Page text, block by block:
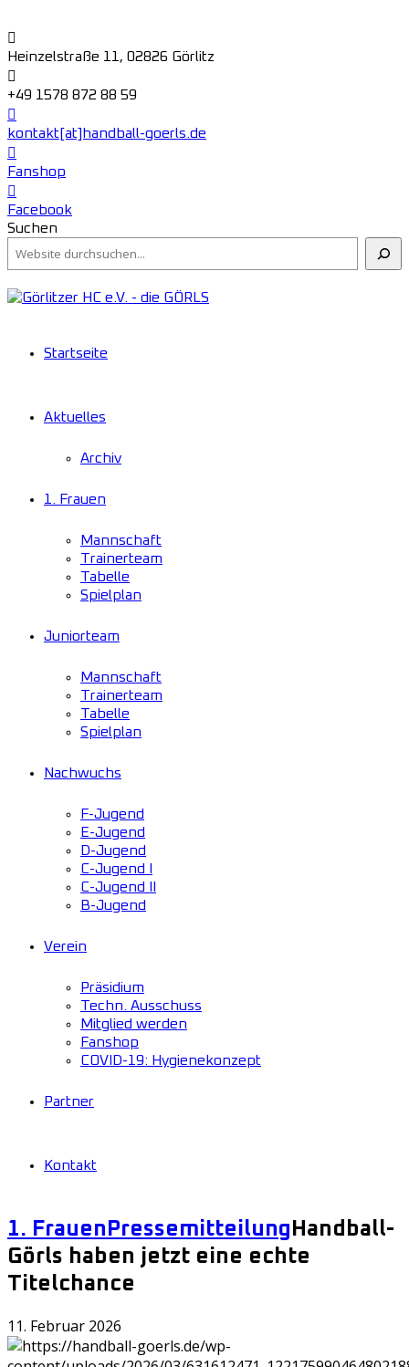
Heinzelstraße 11, 02826 Görlitz
+49 1578 872 88 59
kontakt[at]handball-goerls.de
Fanshop
Facebook
Suchen
Startseite
Aktuelles
Archiv
1. Frauen
Mannschaft
Trainerteam
Tabelle
Spielplan
Juniorteam
Mannschaft
Trainerteam
Tabelle
Spielplan
Nachwuchs
F-Jugend
E-Jugend
D-Jugend
C-Jugend I
C-Jugend II
B-Jugend
Verein
Präsidium
Techn. Ausschuss
Mitglied werden
Fanshop
COVID-19: Hygienekonzept
Partner
Kontakt
1. Frauen Pressemitteilung Handball-
Görls haben jetzt eine echte
Titelchance
11. Februar 2026